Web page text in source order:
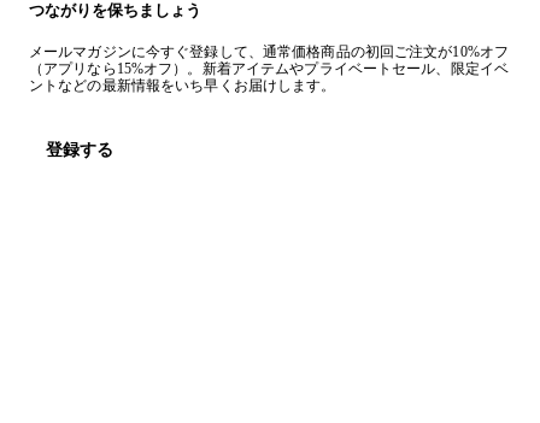
つながりを保ちましょう
メールマガジンに今すぐ登録して、通常価格商品の初回ご注文が10%オフ
（アプリなら15%オフ）。新着アイテムやプライベートセール、限定イベ
ントなどの最新情報をいち早くお届けします。
登録する